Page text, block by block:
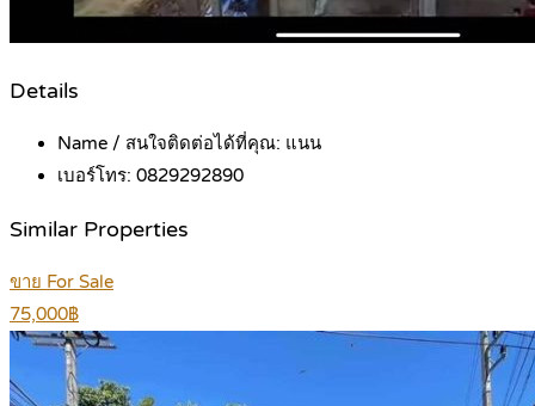
Details
Name / สนใจติดต่อได้ที่คุณ: แนน
เบอร์โทร: 0829292890
Similar Properties
ขาย For Sale
75,000฿